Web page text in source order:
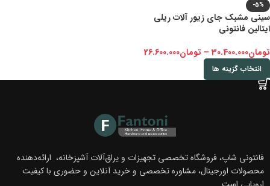
-5%
سینی مشبک جای زیور آلات ریلی
ایتالین فانتونی
تومان30.400.000
– تومان26.600.000
انتخاب گزینه ها
فانتونی شاپ، فروشگاه تخصصی تجهیزات و یراق‌آلات آشپزخانه، ارائه‌دهنده
محصولات اورجینال، مشاوره تخصصی و خرید آنلاین و حضوری با کیفیت